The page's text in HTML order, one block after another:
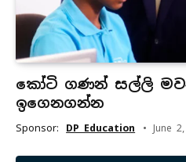
කෝටි ගණන් සල්ලි
ඉගෙනගන්න
Sponsor: DP Education June